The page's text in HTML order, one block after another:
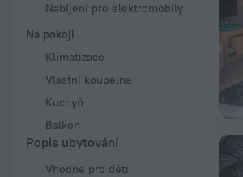
Nabíjení pro elektromobily
Na pokoji
Klimatizace
Vlastní koupelna
Kuchyň
Balkon
Popis ubytování
Vhodné pro děti